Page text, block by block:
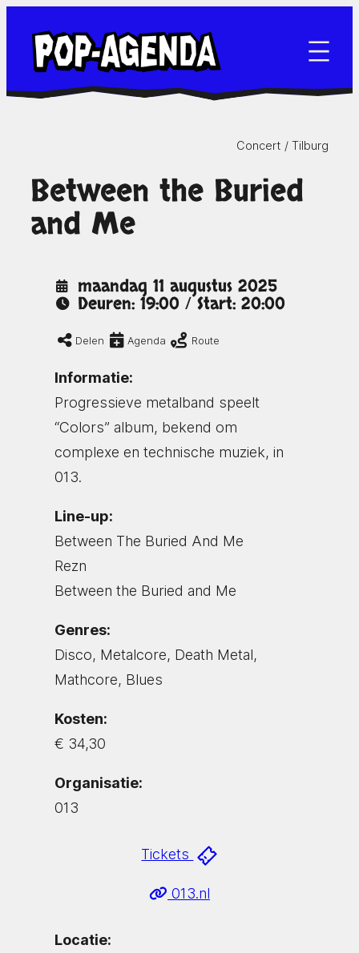
naar
inhoud
Concert / Tilburg
Between the Buried
and Me
maandag 11 augustus 2025
Deuren: 19:00 / Start: 20:00
Delen Agenda Route
Informatie:
Progressieve metalband speelt
“Colors” album, bekend om
complexe en technische muziek, in
013.
Line-up:
Between The Buried And Me
Rezn
Between the Buried and Me
Genres:
Disco, Metalcore, Death Metal,
Mathcore, Blues
Kosten:
€ 34,30
Organisatie:
013
Tickets
013.nl
Locatie: